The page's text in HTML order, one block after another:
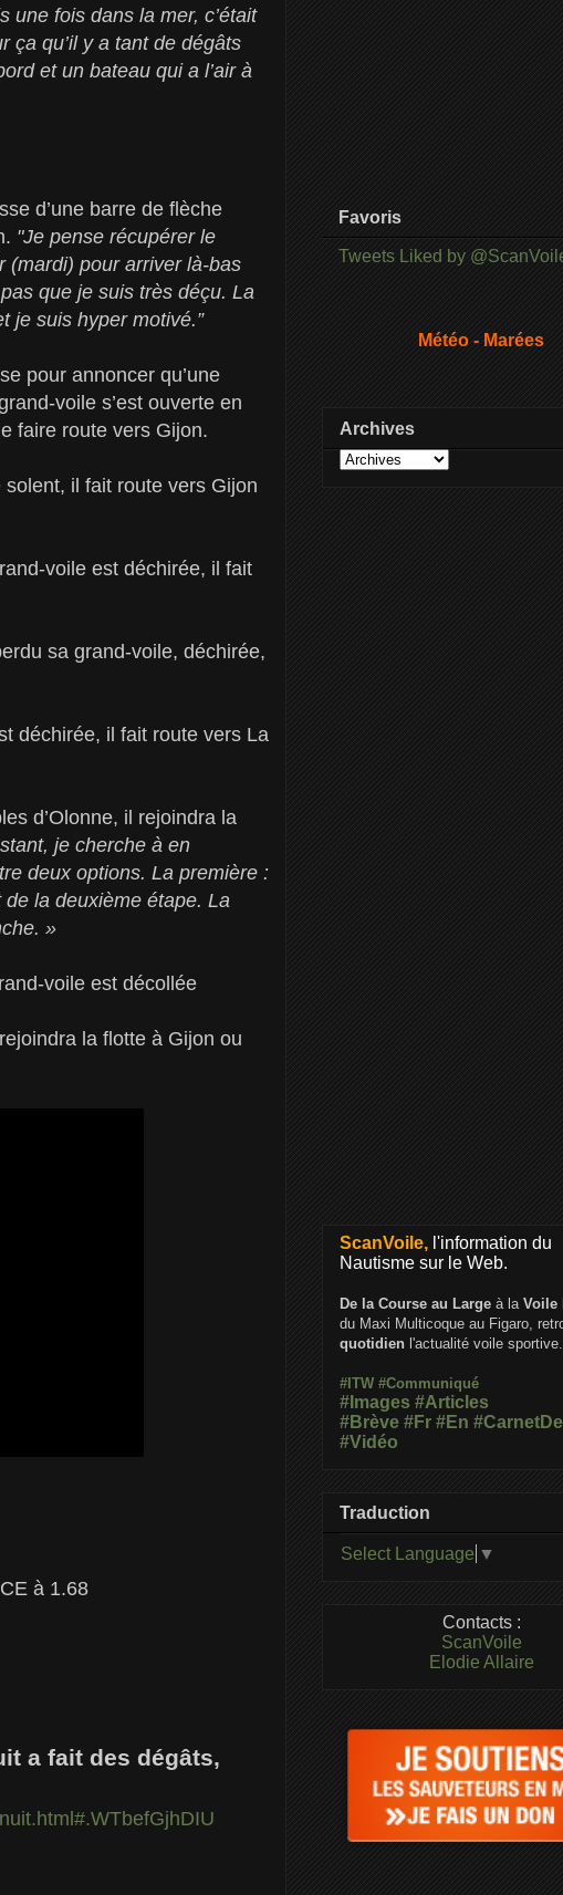
une fois dans la mer, c’était
ça qu’il y a tant de dégâts
et un bateau qui a l’air à
d’une barre de flèche
"Je pense récupérer le
(mardi) pour arriver là-bas
que je suis très déçu. La
je suis hyper motivé.”
pour annoncer qu’une
voile s’est ouverte en
faire route vers Gijon.
solent, il fait route vers Gijon
voile est déchirée, il fait
sa grand-voile, déchirée,
déchirée, il fait route vers La
d’Olonne, il rejoindra la
je cherche à en
deux options. La première :
la deuxième étape. La
»
voile est décollée
la flotte à Gijon ou
à 1.68
a fait des dégâts,
Favoris
Tweets Liked by
Météo - Marées
Archives
ScanVoile, l'information du
Nautisme sur le Web.
De la Course au Large à la Voile
du Maxi Multicoque au Figaro,
quotidien l'actualité voile sportive.
#ITW #Communiqué
#Images #Articles
#Brève #Fr #En
#Vidéo
Traduction
Select Language ▼
Contacts :
ScanVoile
Elodie Allaire